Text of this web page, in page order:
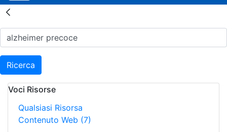
Risultati della Ricerca -
Ricerca
Voci Risorse
Qualsiasi Risorsa
Contenuto Web (7)